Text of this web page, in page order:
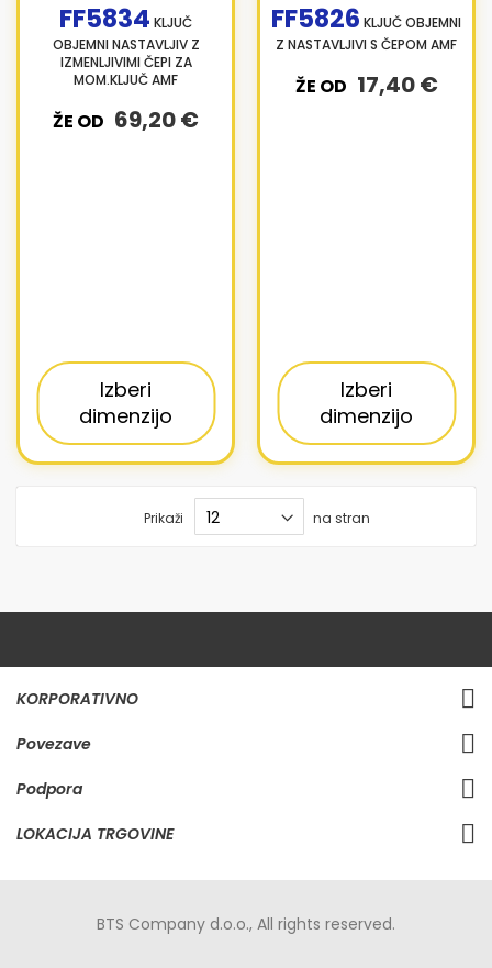
FF5834 KLJUČ
OBJEMNI NASTAVLJIV Z
IZMENLJIVIMI ČEPI ZA
MOM.KLJUČ AMF
ŽE OD 69,20 €
Izberi
dimenzijo
FF5826 KLJUČ OBJEMNI
Z NASTAVLJIVI S ČEPOM AMF
ŽE OD 17,40 €
Izberi
dimenzijo
Prikaži na stran
KORPORATIVNO
Povezave
Podpora
LOKACIJA TRGOVINE
BTS Company d.o.o., All rights reserved.